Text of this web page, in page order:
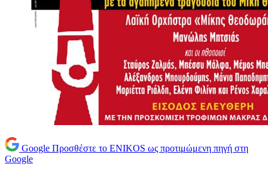
Google Προσθέστε το ENIKOS ως προτιμώμενη πηγή στη
Google